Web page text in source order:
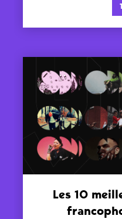
Les 10